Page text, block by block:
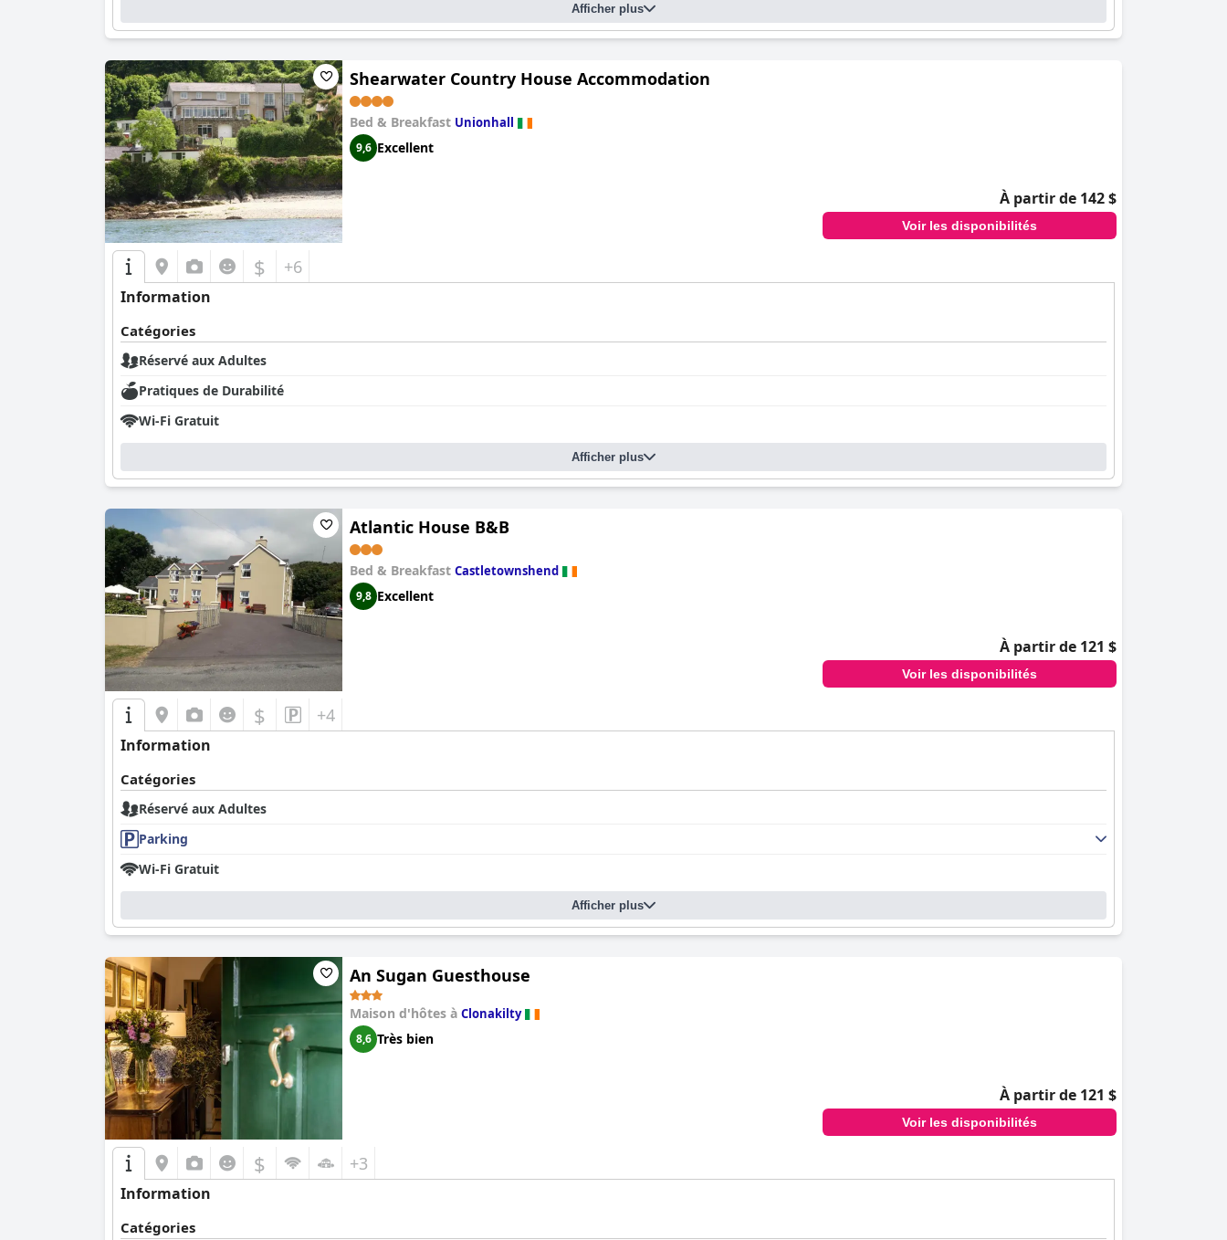
La qualité du couchage est fréquemment mise en avant, les lits King Size étant décrits comme les plus confortables jamais expérimentés, ornés d'une literie
impeccable assurant un sommeil réparateur. L'attention portée à l'élégance et au confort s'étend à tous les aspects du séjour, des douches agréables aux
Dans l'ensemble, la galerie et maison de ville Giles Norman est la quintessence de l'hébergement de luxe. Ses chambres élégantes et méticuleusement
conçues, ses superbes installations et le service exceptionnel fourni par le personnel garantissent un séjour fantastique et agréable. Cela en fait une
destination hautement recommandée pour les visiteurs à la recherche de qualité et de commodité à Kinsale.
Afficher plus
Shearwater Country House Accommodation
Bed & Breakfast Unionhall
9,6 Excellent
À partir de 142 $
Voir les disponibilités
$ +6
Information
Catégories
Réservé aux Adultes
Pratiques de Durabilité
Wi-Fi Gratuit
Afficher plus
Atlantic House B&B
Bed & Breakfast Castletownshend
9,8 Excellent
À partir de 121 $
Voir les disponibilités
$ +4
Information
Catégories
Réservé aux Adultes
Parking
Wi-Fi Gratuit
Afficher plus
An Sugan Guesthouse
Maison d'hôtes à Clonakilty
8,6 Très bien
À partir de 121 $
Voir les disponibilités
$ +3
Information
Catégories